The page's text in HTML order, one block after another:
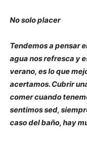
No solo placer
Tendemos a pensar
agua nos refresca y
verano, es lo que
acertamos. Cubrir
comer cuando
sentimos sed,
caso del baño, hay